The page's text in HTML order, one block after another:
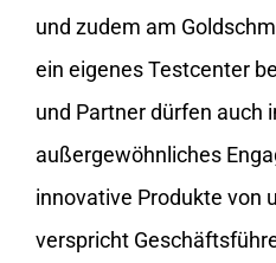
und zudem am
ein eigenes Testcenter
und Partner dürfen auch
außergewöhnliches
innovative Produkte von
verspricht